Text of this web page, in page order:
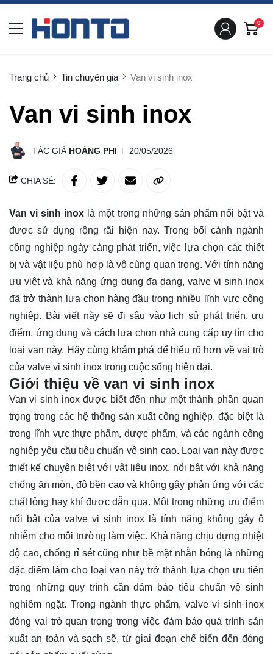
0
Trang chủ Tin chuyên gia Van vi sinh inox
Van vi sinh inox
TÁC GIẢ HOÀNG PHI 20/05/2026
CHIA SẺ:
Van vi sinh inox là một trong những sản phẩm nổi bật và
được sử dụng rộng rãi hiện nay. Trong bối cảnh ngành
công nghiệp ngày càng phát triển, việc lựa chọn các thiết
bị và vật liệu phù hợp là vô cùng quan trọng. Với tính năng
ưu việt và khả năng ứng dụng đa dạng, valve vi sinh inox
đã trở thành lựa chọn hàng đầu trong nhiều lĩnh vực công
nghiệp. Bài viết này sẽ đi sâu vào lịch sử phát triển, ưu
điểm, ứng dụng và cách lựa chọn nhà cung cấp uy tín cho
loại van này. Hãy cùng khám phá để hiểu rõ hơn về vai trò
của valve vi sinh inox trong cuộc sống hiện đại.
Giới thiệu về van vi sinh inox
Van vi sinh inox được biết đến như một thành phần quan
trọng trong các hệ thống sản xuất công nghiệp, đặc biệt là
trong lĩnh vực thực phẩm, dược phẩm, và các ngành công
nghiệp yêu cầu tiêu chuẩn vệ sinh cao. Loại van này được
thiết kế chuyên biệt với vật liệu inox, nổi bật với khả năng
chống ăn mòn, độ bền cao và không gây phản ứng với các
chất lỏng hay khí được dẫn qua. Một trong những ưu điểm
nổi bật của valve vi sinh inox là tính năng không gây ô
nhiễm cho môi trường làm việc. Khả năng chịu đựng nhiệt
độ cao, chống rỉ sét cũng như bề mặt nhẵn bóng là những
đặc điểm làm cho loại van này trở thành lựa chọn ưu tiên
trong những quy trình cần đảm bảo tiêu chuẩn vệ sinh
nghiêm ngặt. Trong ngành thực phẩm, valve vi sinh inox
đóng vai trò quan trọng trong việc đảm bảo quá trình sản
xuất an toàn và sạch sẽ, từ giai đoạn chế biến đến đóng